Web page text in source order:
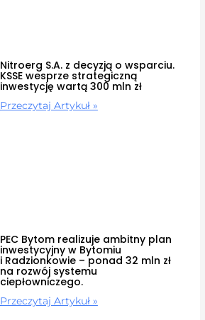
Nitroerg S.A. z decyzją o wsparciu.
KSSE wesprze strategiczną
inwestycję wartą 300 mln zł
Przeczytaj Artykuł »
PEC Bytom realizuje ambitny plan
inwestycyjny w Bytomiu
i Radzionkowie – ponad 32 mln zł
na rozwój systemu
ciepłowniczego.
Przeczytaj Artykuł »